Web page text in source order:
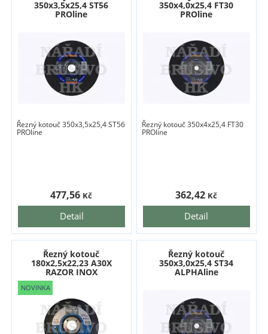
350x3,5x25,4 ST56
PROline
Řezný kotouč 350x3,5x25,4 ST56
PROline
Detail
477,56 Kč
350x4,0x25,4 FT30
PROline
Řezný kotouč 350x4x25,4 FT30
PROline
Detail
362,42 Kč
Řezný kotouč
180x2,5x22,23 A30X
RAZOR INOX
Řezný kotouč
350x3,0x25,4 ST34
ALPHAline